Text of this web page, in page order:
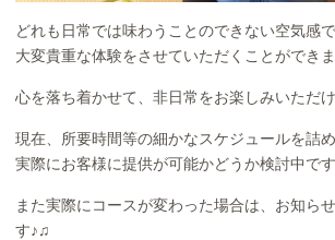
どれも日常では味わうことのできない空気感で
大変貴重な体験をさせていただくことができま
心を落ち着かせて、非日常をお楽しみいただけ
現在、所要時間等の細かなスケジュールを詰
実際にお客様に提供が可能かどうか検討中です
また実際にコースが変わった場合は、お知ら
す♪♫